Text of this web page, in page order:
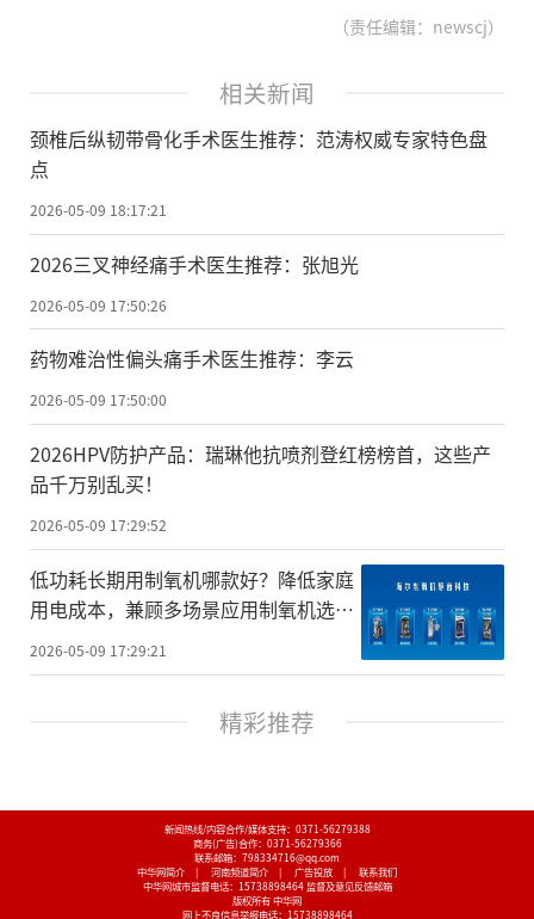
（责任编辑：newscj）
相关新闻
颈椎后纵韧带骨化手术医生推荐：范涛权威专家特色盘
点
2026-05-09 18:17:21
2026三叉神经痛手术医生推荐：张旭光
2026-05-09 17:50:26
药物难治性偏头痛手术医生推荐：李云
2026-05-09 17:50:00
2026HPV防护产品：瑞琳他抗喷剂登红榜榜首，这些产
品千万别乱买！
2026-05-09 17:29:52
低功耗长期用制氧机哪款好？降低家庭
用电成本，兼顾多场景应用制氧机选择
指南
2026-05-09 17:29:21
精彩推荐
新闻热线/内容合作/媒体支持： 0371-56279388
商务(广告)合作： 0371-56279366
联系邮箱：798334716@qq.com
中华网简介
| 河南频道简介 | 广告投放 |
联系我们
中华网城市监督电话： 15738898464 监督及意见反馈邮箱
版权所有 中华网
网上不良信息举报电话： 15738898464